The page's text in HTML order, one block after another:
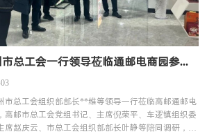
江苏省扬州市总工会一行领导莅临通邮电商园参观调研
市总工会组织部部长**维等领导一行莅临高邮通邮电
高邮市总工会党组书记、主席倪荣平、车逻镇组织委
席赵庆云、市总工会组织部部长叶静等陪同调研，工